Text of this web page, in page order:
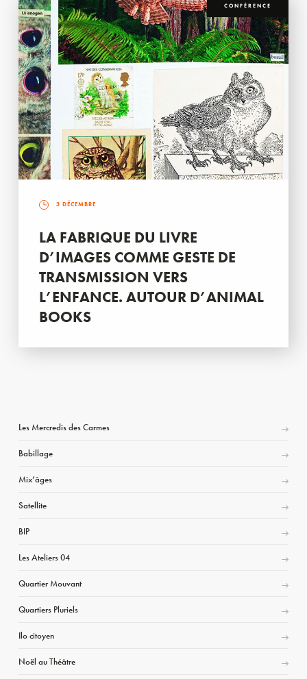
CONFÉRENCE
3 DÉCEMBRE
LA FABRIQUE DU LIVRE
D’IMAGES COMME GESTE DE
TRANSMISSION VERS
L’ENFANCE. AUTOUR D’ANIMAL
BOOKS
Les Mercredis des Carmes
Babillage
Mix’âges
Satellite
BIP
Les Ateliers 04
Quartier Mouvant
Quartiers Pluriels
Ilo citoyen
Noël au Théâtre